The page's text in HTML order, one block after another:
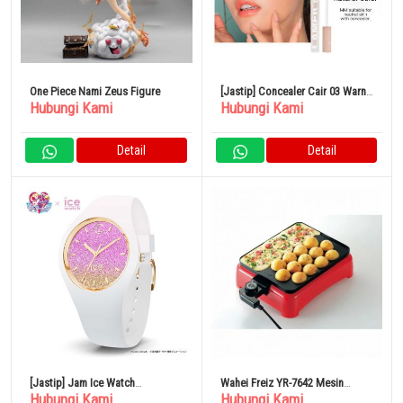
One Piece Nami Zeus Figure
Hubungi Kami
Detail
[Jastip] Concealer Cair 03 Warna
Natural Tekstur Lembab
Hubungi Kami
Detail
[Jastip] Jam Ice Watch
Moonlight Collaboration Sailor
Wahei Freiz YR-7642 Mesin
Takoyaki Elektrik Persegi Kios